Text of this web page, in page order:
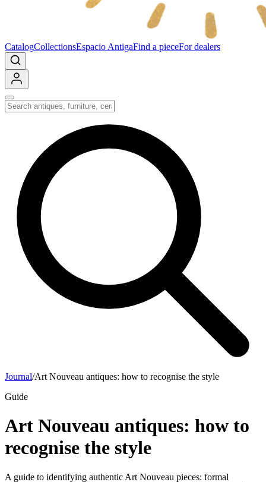
CatalogCollectionsEspacio AntigaFind a pieceFor dealers
Journal/Art Nouveau antiques: how to recognise the style
Guide
Art Nouveau antiques: how to
recognise the style
A guide to identifying authentic Art Nouveau pieces: formal